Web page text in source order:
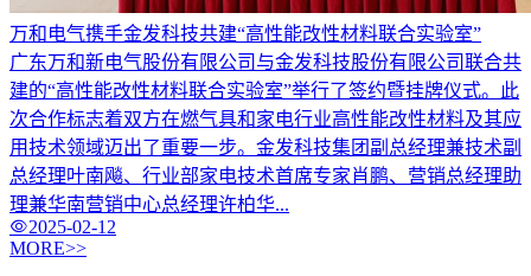
万和电气携手金发科技共建“高性能改性材料联合实验室”
广东万和新电气股份有限公司与金发科技股份有限公司联合共
建的“高性能改性材料联合实验室”举行了签约暨挂牌仪式。此
次合作标志着双方在燃气具和家电行业高性能改性材料及其应
用技术领域迈出了重要一步。金发科技集团副总经理兼技术副
总经理叶南飚、行业部家电技术首席专家肖鹏、营销总经理助
理兼华南营销中心总经理许柏华...
2025-02-12
MORE>>